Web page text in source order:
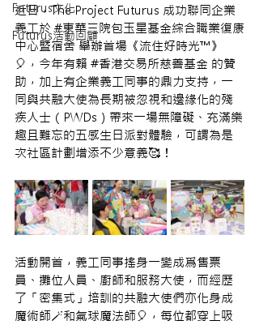
Futurus文化
Futurus活動回顧
近日，The Project Futurus 成功聯同企業
義工於 #東華三院包玉星基金綜合職業復康
中心暨宿舍 舉辦首場《流住好時光™️》
🎈，今年有賴 #香港交易所慈善基金 的贊
助，加上有企業義工同事的鼎力支持，一
同與共融大使為長期被忽視和邊緣化的殘
疾人士（PWDs）帶來一場無障礙、充滿樂
趣且難忘的五感生日派對體驗，可謂為是
次社區計劃增添不少意義🥰！
活動開首，義工同事搖身一變成爲售票
員、攤位人員、廚師和服務大使，而經歷
了「密集式」培訓的共融大使們亦化身成
魔術師🪄和氣球魔法師🎈，每位都穿上吸